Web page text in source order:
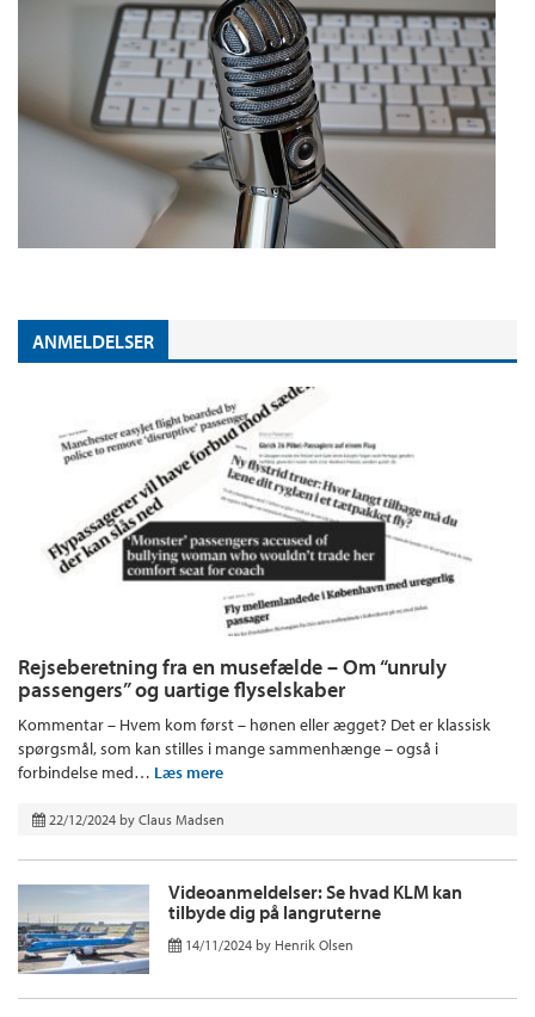
ANMELDELSER
Rejseberetning fra en musefælde – Om “unruly
passengers” og uartige flyselskaber
Kommentar – Hvem kom først – hønen eller ægget? Det er klassisk
spørgsmål, som kan stilles i mange sammenhænge – også i
forbindelse med… Læs mere
22/12/2024 by Claus Madsen
Videoanmeldelser: Se hvad KLM kan
tilbyde dig på langruterne
14/11/2024 by Henrik Olsen